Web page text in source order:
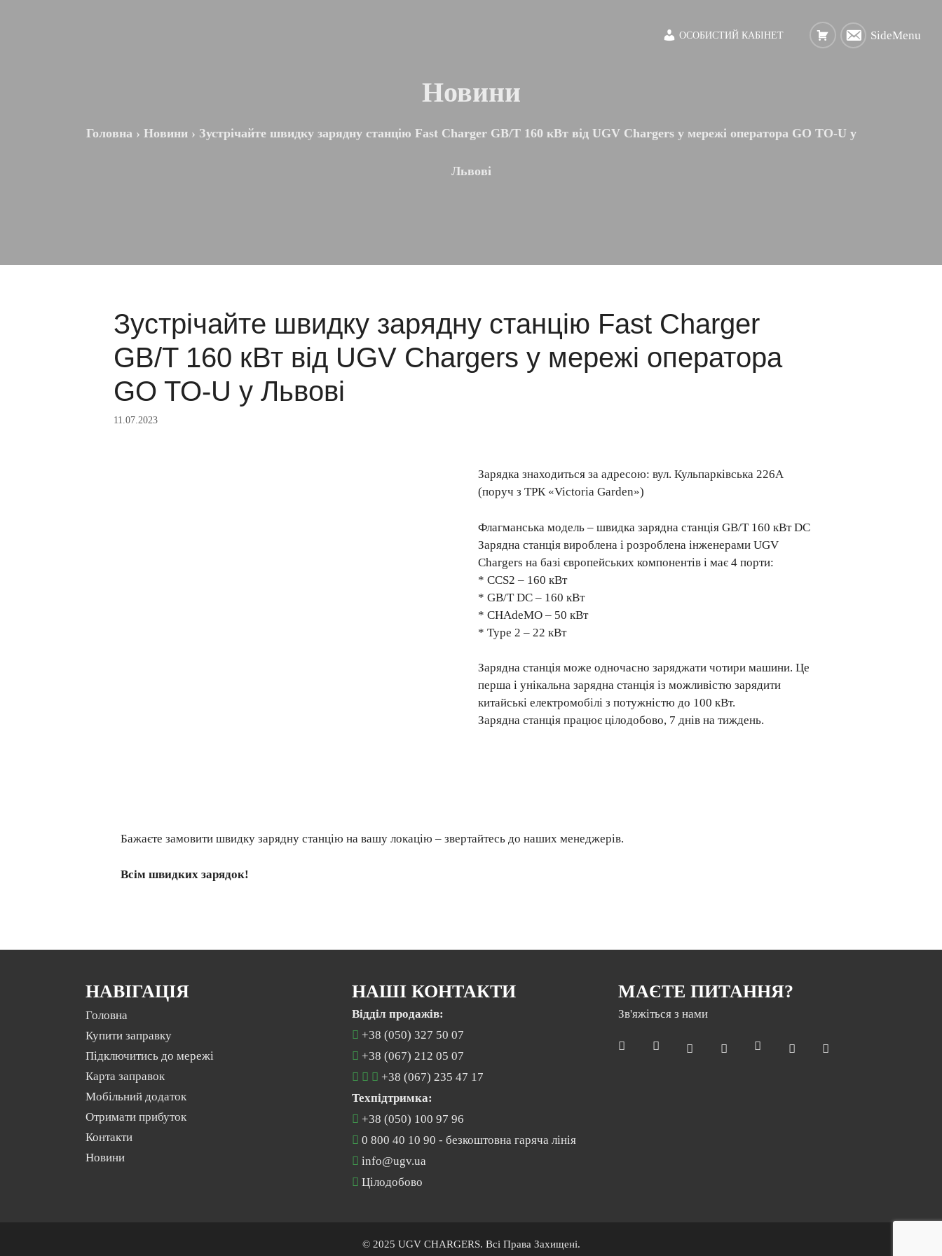
ОСОБИСТИЙ КАБІНЕТ SideMenu
Новини
Головна › Новини› Зустрічайте швидку зарядну станцію Fast Charger GB/T 160 кВт від UGV Chargers у мережі оператора GO TO-U у
Львові
Зустрічайте швидку зарядну станцію Fast Charger
GB/T 160 кВт від UGV Chargers у мережі оператора
GO TO-U у Львові
11.07.2023
Зарядка знаходиться за адресою: вул. Кульпарківська 226А
(поруч з ТРК «Victoria Garden»)
Флагманська модель – швидка зарядна станція GB/T 160 кВт DC
Зарядна станція вироблена і розроблена інженерами UGV
Chargers на базі європейських компонентів і має 4 порти:
* CCS2 – 160 кВт
* GB/T DC – 160 кВт
* CHAdeMO – 50 кВт
* Type 2 – 22 кВт
Зарядна станція може одночасно заряджати чотири машини. Це
перша і унікальна зарядна станція із можливістю зарядити
китайські електромобілі з потужністю до 100 кВт.
Зарядна станція працює цілодобово, 7 днів на тиждень.
Бажаєте замовити швидку зарядну станцію на вашу локацію – звертайтесь до наших менеджерів.
Всім швидких зарядок!
НАВІГАЦІЯ
Головна
Купити заправку
Підключитись до мережі
Карта заправок
Мобільний додаток
Отримати прибуток
Контакти
Новини
НАШІ КОНТАКТИ
Відділ продажів:
+38 (050) 327 50 07
+38 (067) 212 05 07
+38 (067) 235 47 17
Техпідтримка:
+38 (050) 100 97 96
0 800 40 10 90 - безкоштовна гаряча лінія
info@ugv.ua
Цілодобово
МАЄТЕ ПИТАННЯ?
Зв'яжіться з нами
© 2025 UGV CHARGERS. Всі Права Захищені.